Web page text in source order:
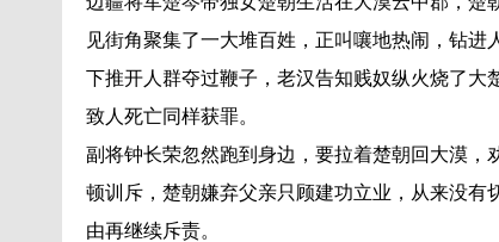
见街角聚集了一大堆百姓，正叫嚷地热闹，钻
下推开人群夺过鞭子，老汉告知贱奴纵火烧了大
致人死亡同样获罪。
副将钟长荣忽然跑到身边，要拉着楚朝回大漠
顿训斥，楚朝嫌弃父亲只顾建功立业，从来没
由再继续斥责。